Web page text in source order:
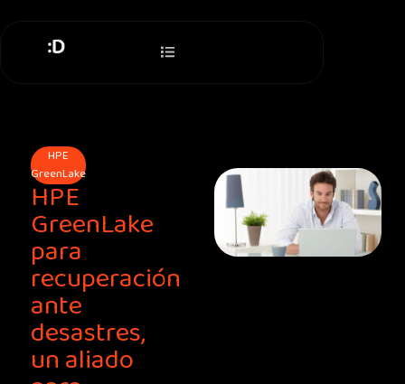
contenido
HPE
GreenLake
HPE
GreenLake
para
recuperación
ante
desastres,
un aliado